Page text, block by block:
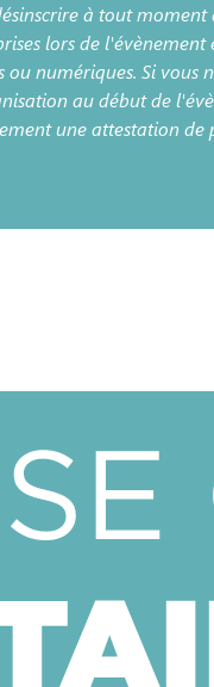
à tout
lors de
ou numériques. Si vous
au début de
une attestation